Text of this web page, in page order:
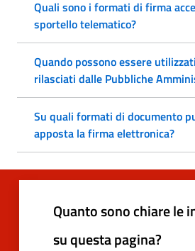
Quali sono i formati di firma
sportello telematico?
Quando possono essere
rilasciati dalle Pubbliche
Su quali formati di documento
apposta la firma elettronica?
Quanto sono chiare le
su questa pagina?